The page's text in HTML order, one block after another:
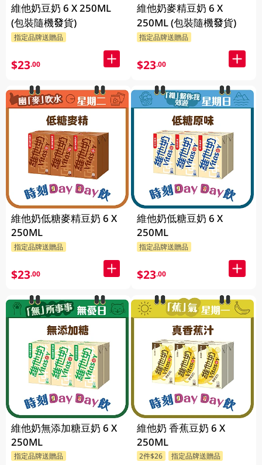
維他奶豆奶 6 X 250ML
(包裝隨機發貨)
指定品牌送贈品
$23.00
維他奶低糖麥精豆奶 6 X
250ML
指定品牌送贈品
$23.00
維他奶無添加糖豆奶 6 X
250ML
指定品牌送贈品
維他奶麥精豆奶 6 X
250ML (包裝隨機發貨)
指定品牌送贈品
$23.00
維他奶低糖豆奶 6 X
250ML
指定品牌送贈品
$23.00
維他奶 香蕉豆奶 6 X
250ML
2件$26 指定品牌送贈品